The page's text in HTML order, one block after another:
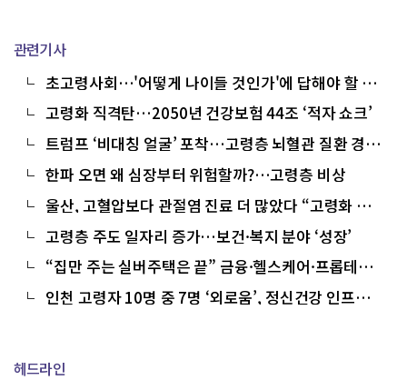
관련기사
초고령사회…'어떻게 나이들 것인가'에 답해야 할 시
간
고령화 직격탄…2050년 건강보험 44조 ‘적자 쇼크’
트럼프 ‘비대칭 얼굴’ 포착…고령층 뇌혈관 질환 경고
신호일까
한파 오면 왜 심장부터 위험할까?…고령층 비상
울산, 고혈압보다 관절염 진료 더 많았다 “고령화 여
파 본격화”
고령층 주도 일자리 증가…보건·복지 분야 ‘성장’
“집만 주는 실버주택은 끝” 금융·헬스케어·프롭테크
가 만든 新시니어 시장
인천 고령자 10명 중 7명 ‘외로움’, 정신건강 인프라
헤드라인